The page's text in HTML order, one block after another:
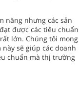
năng nhưng các sản
được các tiêu chuẩn
lớn. Chúng tôi mong
sẽ giúp các doanh
chuẩn mà thị trường